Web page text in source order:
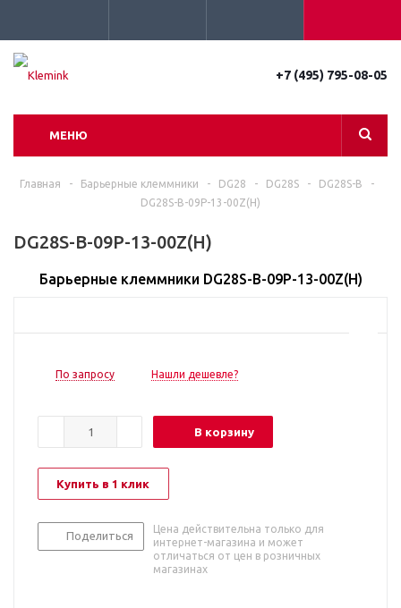
+7 (495) 795-08-05
МЕНЮ
Главная - Барьерные клеммники - DG28 - DG28S - DG28S-B
-
DG28S-B-09P-13-00Z(H)
DG28S-B-09P-13-00Z(H)
Барьерные клеммники DG28S-B-09P-13-00Z(H)
По запросу Нашли дешевле?
В корзину
Купить в 1 клик
Поделиться
Цена действительна только для
интернет-магазина и может
отличаться от цен в розничных
магазинах